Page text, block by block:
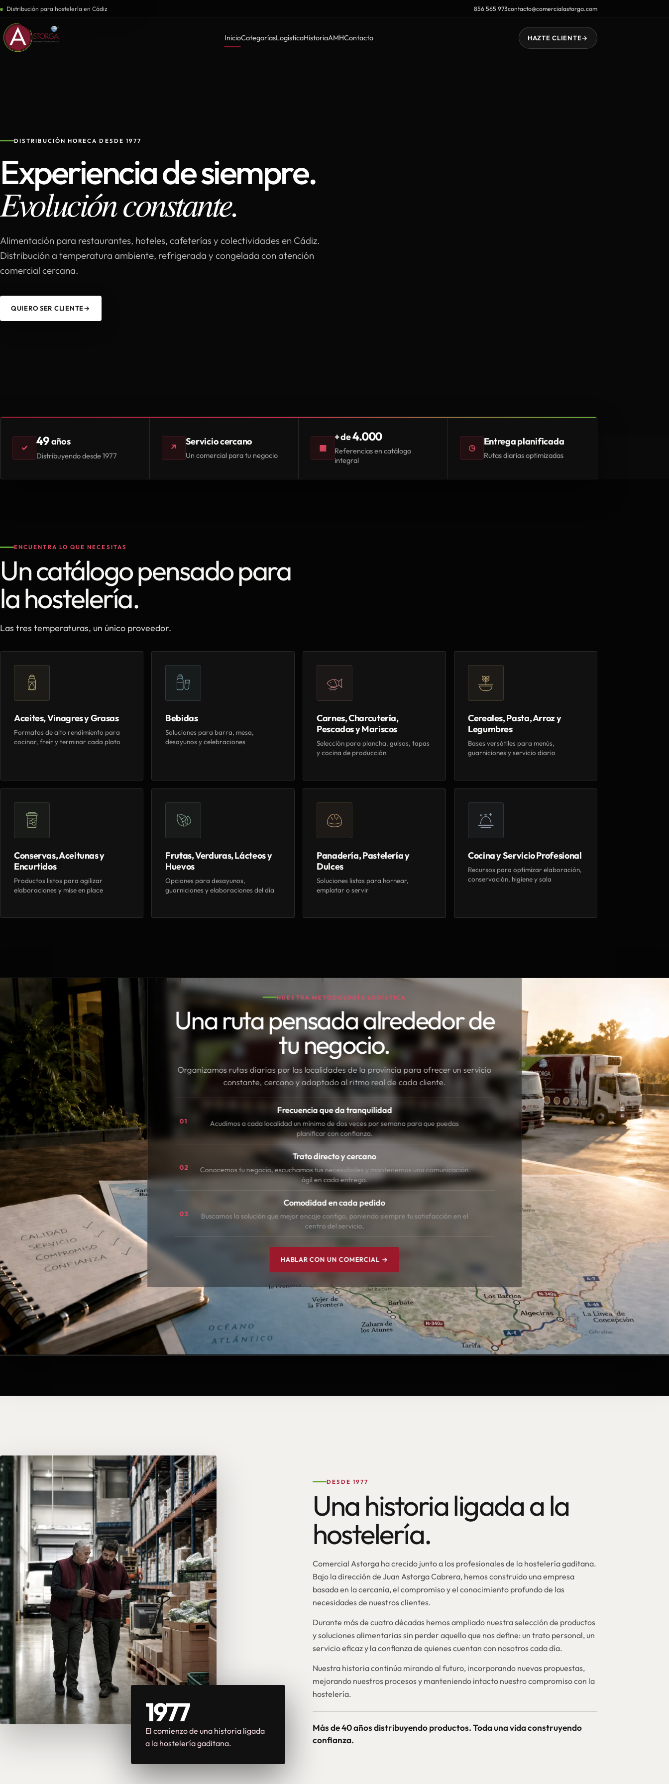
Distribución para hostelería en Cádiz 856 565 973contacto@comercialastorga.com
InicioCategoríasLogísticaHistoriaAMHContacto HAZTE CLIENTE→
DISTRIBUCIÓN HORECA DESDE 1977
Experiencia de siempre.
Evolución constante.
Alimentación para restaurantes, hoteles, cafeterías y colectividades en Cádiz.
Distribución a temperatura ambiente, refrigerada y congelada con atención
comercial cercana.
QUIERO SER CLIENTE→
✓ 49años
Distribuyendo desde 1977
↗
Servicio cercano
Un comercial para tu negocio
▦
+ de4.000
Referencias en catálogo
integral
◷
Entrega planificada
Rutas diarias optimizadas
ENCUENTRA LO QUE NECESITAS
Un catálogo pensado para
la hostelería.
Las tres temperaturas, un único proveedor.
Aceites, Vinagres y Grasas
Formatos de alto rendimiento para
cocinar, freír y terminar cada plato
Bebidas
Soluciones para barra, mesa,
desayunos y celebraciones
Carnes, Charcutería,
Pescados y Mariscos
Selección para plancha, guisos, tapas
y cocina de producción
Cereales, Pasta, Arroz y
Legumbres
Bases versátiles para menús,
guarniciones y servicio diario
Conservas, Aceitunas y
Encurtidos
Productos listos para agilizar
elaboraciones y mise en place
Frutas, Verduras, Lácteos y
Huevos
Opciones para desayunos,
guarniciones y elaboraciones del día
Panadería, Pastelería y
Dulces
Soluciones listas para hornear,
emplatar o servir
Cocina y Servicio Profesional
Recursos para optimizar elaboración,
conservación, higiene y sala
NUESTRA METODOLOGÍA LOGÍSTICA
Una ruta pensada alrededor de
tu negocio.
Organizamos rutas diarias por las localidades de la provincia para ofrecer un servicio
constante, cercano y adaptado al ritmo real de cada cliente.
01
Frecuencia que da tranquilidad
Acudimos a cada localidad un mínimo de dos veces por semana para que puedas
planificar con confianza.
02
Trato directo y cercano
Conocemos tu negocio, escuchamos tus necesidades y mantenemos una comunicación
ágil en cada entrega.
03
Comodidad en cada pedido
Buscamos la solución que mejor encaje contigo, poniendo siempre tu satisfacción en el
centro del servicio.
HABLAR CON UN COMERCIAL →
1977
El comienzo de una historia ligada
a la hostelería gaditana.
DESDE 1977
Una historia ligada a la
hostelería.
Comercial Astorga ha crecido junto a los profesionales de la hostelería gaditana.
Bajo la dirección de Juan Astorga Cabrera, hemos construido una empresa
basada en la cercanía, el compromiso y el conocimiento profundo de las
necesidades de nuestros clientes.
Durante más de cuatro décadas hemos ampliado nuestra selección de productos
y soluciones alimentarias sin perder aquello que nos define: un trato personal, un
servicio eficaz y la confianza de quienes cuentan con nosotros cada día.
Nuestra historia continúa mirando al futuro, incorporando nuevas propuestas,
mejorando nuestros procesos y manteniendo intacto nuestro compromiso con la
hostelería.
Más de 40 años distribuyendo productos. Toda una vida construyendo
confianza.